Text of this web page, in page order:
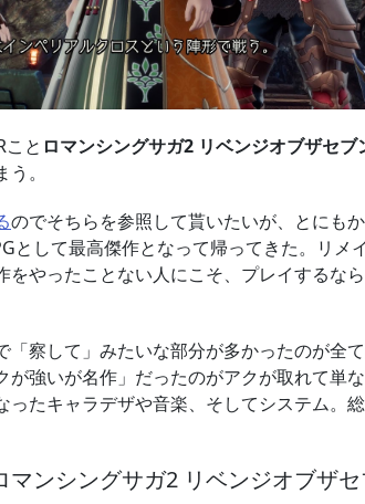
と ロマンシングサガ2 リベンジオブザセブ
。
のでそちらを参照して貰いたいが、とにも
として最高傑作となって帰ってきた。リメ
やったことない人にこそ、プレイするな
「察して」みたいな部分が多かったのが全
強いが名作」だったのがアクが取れて単
ったキャラデザや音楽、そしてシステム。
マンシングサガ2 リベンジオブザ